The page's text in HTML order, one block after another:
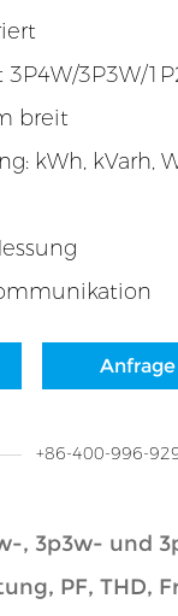
3P3W/
breit
kWh, kVarh,
Anfrage
+86-400-996-
, 3p3w- und
PF, THD,